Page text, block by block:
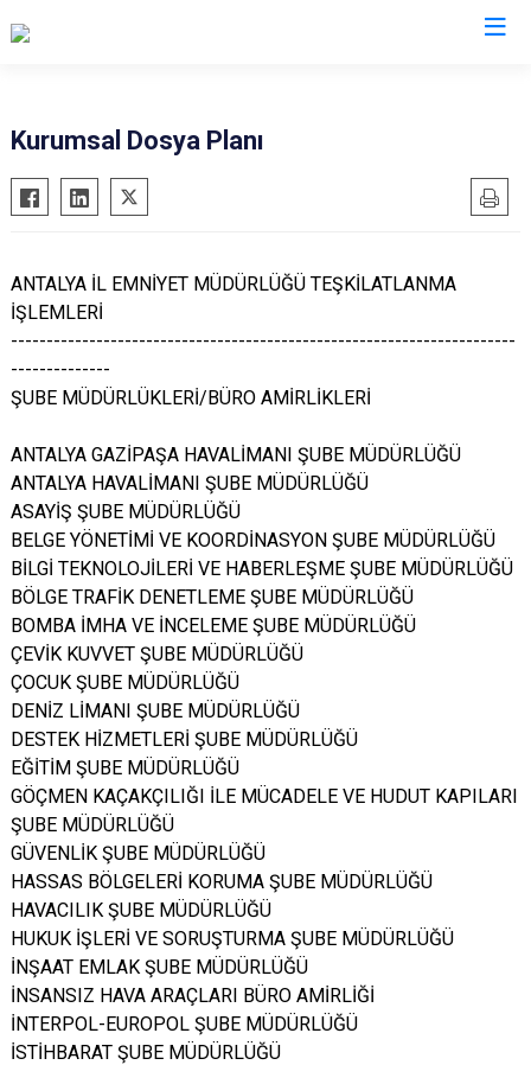
Kurumsal Dosya Planı
ANTALYA İL EMNİYET MÜDÜRLÜĞÜ TEŞKİLATLANMA
İŞLEMLERİ
-----------------------------------------------------------------------
--------------
ŞUBE MÜDÜRLÜKLERİ/BÜRO AMİRLİKLERİ
ANTALYA GAZİPAŞA HAVALİMANI ŞUBE MÜDÜRLÜĞÜ
ANTALYA HAVALİMANI ŞUBE MÜDÜRLÜĞÜ
ASAYİŞ ŞUBE MÜDÜRLÜĞÜ
BELGE YÖNETİMİ VE KOORDİNASYON ŞUBE MÜDÜRLÜĞÜ
BİLGİ TEKNOLOJİLERİ VE HABERLEŞME ŞUBE MÜDÜRLÜĞÜ
BÖLGE TRAFİK DENETLEME ŞUBE MÜDÜRLÜĞÜ
BOMBA İMHA VE İNCELEME ŞUBE MÜDÜRLÜĞÜ
ÇEVİK KUVVET ŞUBE MÜDÜRLÜĞÜ
ÇOCUK ŞUBE MÜDÜRLÜĞÜ
DENİZ LİMANI ŞUBE MÜDÜRLÜĞÜ
DESTEK HİZMETLERİ ŞUBE MÜDÜRLÜĞÜ
EĞİTİM ŞUBE MÜDÜRLÜĞÜ
GÖÇMEN KAÇAKÇILIĞI İLE MÜCADELE VE HUDUT KAPILARI
ŞUBE MÜDÜRLÜĞÜ
GÜVENLİK ŞUBE MÜDÜRLÜĞÜ
HASSAS BÖLGELERİ KORUMA ŞUBE MÜDÜRLÜĞÜ
HAVACILIK ŞUBE MÜDÜRLÜĞÜ
HUKUK İŞLERİ VE SORUŞTURMA ŞUBE MÜDÜRLÜĞÜ
İNŞAAT EMLAK ŞUBE MÜDÜRLÜĞÜ
İNSANSIZ HAVA ARAÇLARI BÜRO AMİRLİĞİ
İNTERPOL-EUROPOL ŞUBE MÜDÜRLÜĞÜ
İSTİHBARAT ŞUBE MÜDÜRLÜĞÜ